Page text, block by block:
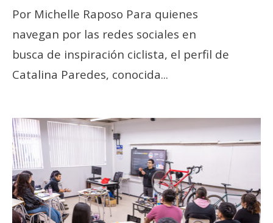
Por Michelle Raposo Para quienes
navegan por las redes sociales en
busca de inspiración ciclista, el perfil de
Catalina Paredes, conocida...